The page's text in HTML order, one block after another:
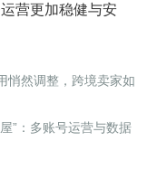
营更加稳健与安
悄然调整，跨境卖家如
”：多账号运营与数据